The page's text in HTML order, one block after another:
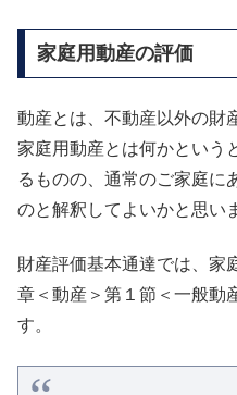
家庭用動産の評価
動産とは、不動産以外の財
家庭用動産とは何かという
るものの、通常のご家庭に
のと解釈してよいかと思い
財産評価基本通達では、家
章＜動産＞第１節＜一般動
す。